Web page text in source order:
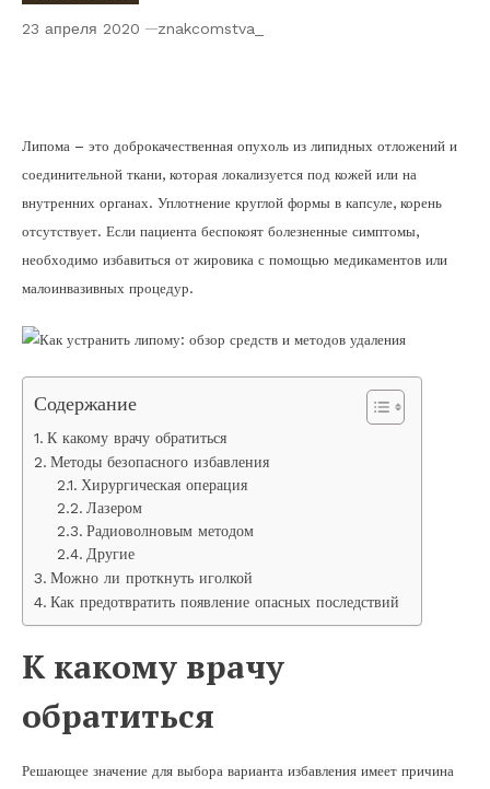
23 апреля 2020 znakcomstva_
Липома – это доброкачественная опухоль из липидных отложений и
соединительной ткани, которая локализуется под кожей или на
внутренних органах. Уплотнение круглой формы в капсуле, корень
отсутствует. Если пациента беспокоят болезненные симптомы,
необходимо избавиться от жировика с помощью медикаментов или
малоинвазивных процедур.
Содержание
К какому врачу обратиться
Методы безопасного избавления
Хирургическая операция
Лазером
Радиоволновым методом
Другие
Можно ли проткнуть иголкой
Как предотвратить появление опасных последствий
К какому врачу
обратиться
Решающее значение для выбора варианта избавления имеет причина